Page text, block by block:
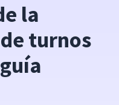
la
turnos